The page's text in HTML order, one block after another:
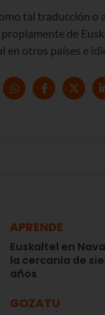
tal traducción o
de
en otros países e
APRENDE
Euskaltel en
la cercanía de
años
GOZATU